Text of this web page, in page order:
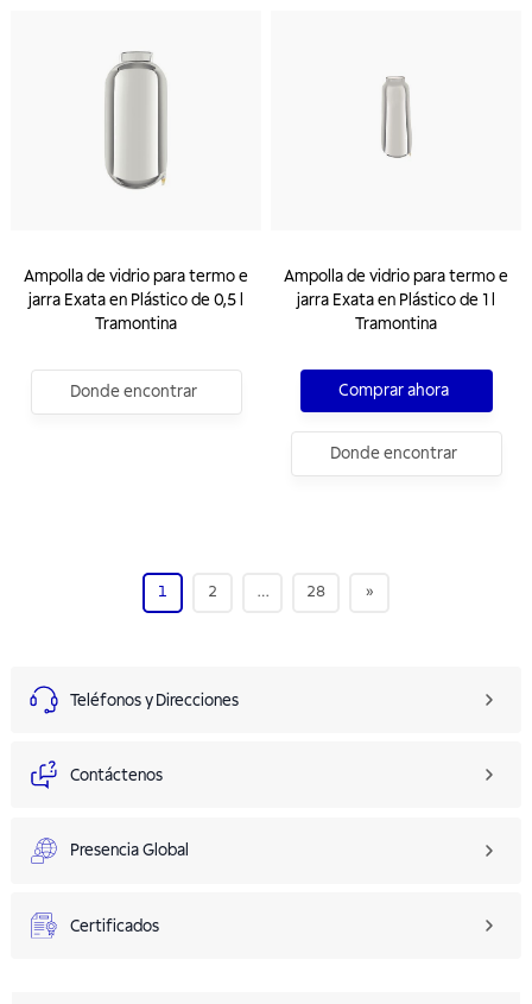
Ampolla de vidrio para termo e
jarra Exata en Plástico de 0,5 l
Tramontina
Donde encontrar
Ampolla de vidrio para termo e
jarra Exata en Plástico de 1 l
Tramontina
Comprar ahora
Donde encontrar
1 2 … 28 »
Teléfonos y Direcciones
Contáctenos
Presencia Global
Certificados